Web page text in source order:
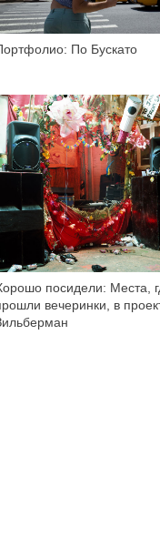
По Бускато
посидели: Места,
вечеринки, в
2 458